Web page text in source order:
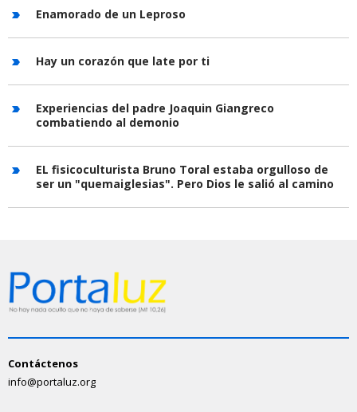
Enamorado de un Leproso
Hay un corazón que late por ti
Experiencias del padre Joaquin Giangreco
combatiendo al demonio
EL fisicoculturista Bruno Toral estaba orgulloso de
ser un "quemaiglesias". Pero Dios le salió al camino
Contáctenos
info@portaluz.org